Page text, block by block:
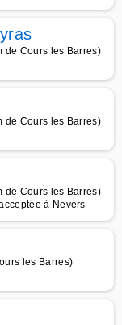
de Cours les Barres)
de Cours les Barres)
de Cours les Barres)
à Nevers
les Barres)